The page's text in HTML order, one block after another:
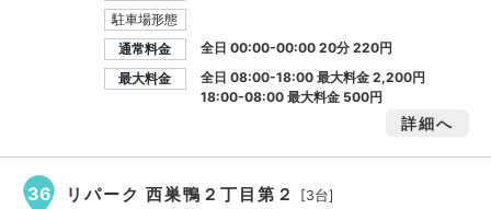
駐車場形態
通常料金
全日 00:00-00:00 20分 220円
最大料金
全日 08:00-18:00 最大料金2,200円
18:00-08:00 最大料金 500円
詳細へ
36 リパーク 西巣鴨２丁目第２ [3台]